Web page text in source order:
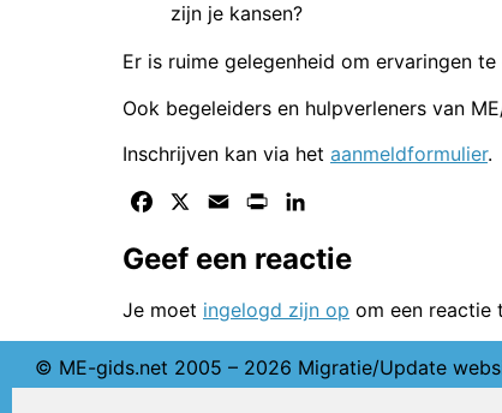
zijn je kansen?
Er is ruime gelegenheid om ervaringen
Ook begeleiders en hulpverleners van
Inschrijven kan via het aanmeldformulier.
Facebook Email Print
Geef een reactie
Je moet ingelogd zijn op om een reactie
© ME-gids.net 2005 – 2026 Migratie/Update